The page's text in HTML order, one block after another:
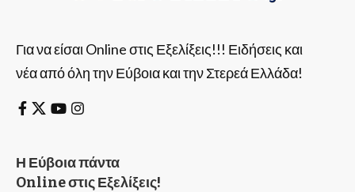
Για να είσαι Online στις Εξελίξεις!!! Ειδήσεις και
νέα από όλη την Εύβοια και την Στερεά Ελλάδα!
Η Εύβοια πάντα
Online στις Εξελίξεις!